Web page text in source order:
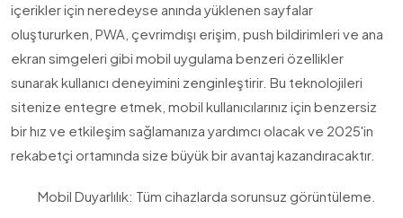
içerikler için neredeyse anında yüklenen sayfalar
oluştururken, PWA, çevrimdışı erişim, push bildirimleri ve ana
ekran simgeleri gibi mobil uygulama benzeri özellikler
sunarak kullanıcı deneyimini zenginleştirir. Bu teknolojileri
sitenize entegre etmek, mobil kullanıcılarınız için benzersiz
bir hız ve etkileşim sağlamanıza yardımcı olacak ve 2025'in
rekabetçi ortamında size büyük bir avantaj kazandıracaktır.
Mobil Duyarlılık: Tüm cihazlarda sorunsuz görüntüleme.